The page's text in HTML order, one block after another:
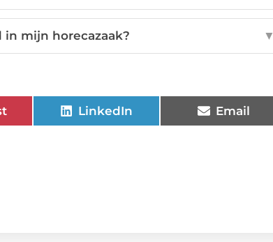
in mijn horecazaak? ▼
LinkedIn Email